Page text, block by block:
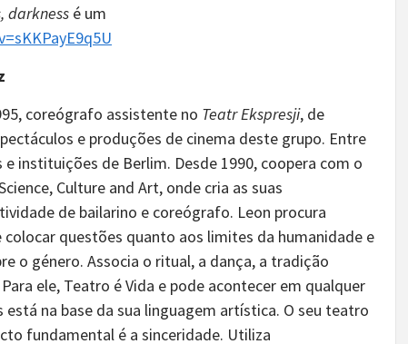
darkness é um
coreógrafo assistente no Teatr Ekspresji, de
e produções de cinema deste grupo. Entre
instituições de Berlim. Desde 1990, coopera com o
Culture and Art, onde cria as suas
de bailarino e coreógrafo. Leon procura
questões quanto aos limites da humanidade e
o género. Associa o ritual, a dança, a tradição
ele, Teatro é Vida e pode acontecer em qualquer
na base da sua linguagem artística. O seu teatro
fundamental é a sinceridade. Utiliza